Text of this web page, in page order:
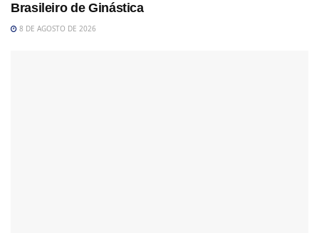
Brasileiro de Ginástica
8 DE AGOSTO DE 2026